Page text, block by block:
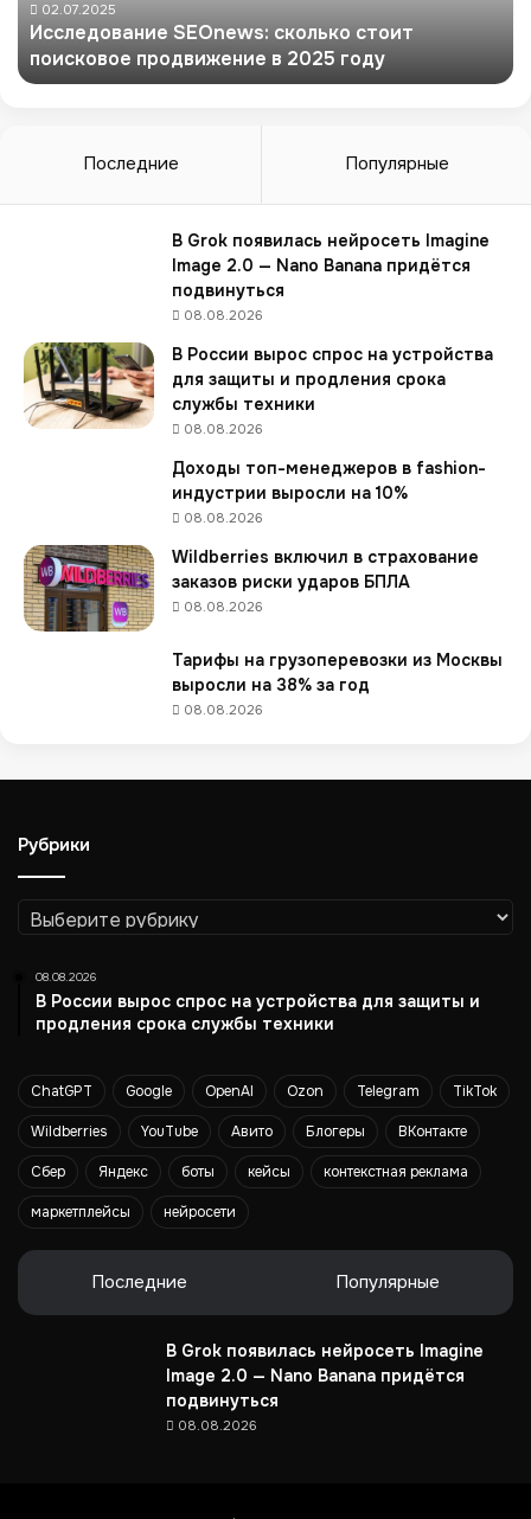
и
n
к
о
л
о
и
т
в
п
р
о
д
и
2
г
д
02.07.2025
Исследование SEOnews: сколько стоит
поисковое продвижение в 2025 году
Последние Популярные
В Grok появилась нейросеть Imagine
Image 2.0 — Nano Banana придётся
подвинуться
08.08.2026
В России вырос спрос на устройства
для защиты и продления срока
службы техники
08.08.2026
Доходы топ-менеджеров в fashion-
индустрии выросли на 10%
08.08.2026
Wildberries включил в страхование
заказов риски ударов БПЛА
08.08.2026
Тарифы на грузоперевозки из Москвы
выросли на 38% за год
08.08.2026
Рубрики
Рубрики
08.08.2026
В России вырос спрос на устройства для защиты и
продления срока службы техники
ChatGPT Google OpenAI Ozon Telegram TikTok
Wildberries YouTube Авито Блогеры ВКонтакте
Сбер Яндекс боты кейсы контекстная реклама
маркетплейсы нейросети
Последние Популярные
В Grok появилась нейросеть Imagine
Image 2.0 — Nano Banana придётся
подвинуться
08.08.2026